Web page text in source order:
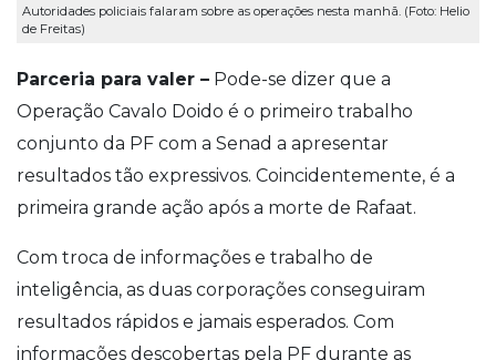
Autoridades policiais falaram sobre as operações nesta manhã. (Foto: Helio
de Freitas)
Parceria para valer – Pode-se dizer que a
Operação Cavalo Doido é o primeiro trabalho
conjunto da PF com a Senad a apresentar
resultados tão expressivos. Coincidentemente, é a
primeira grande ação após a morte de Rafaat.
Com troca de informações e trabalho de
inteligência, as duas corporações conseguiram
resultados rápidos e jamais esperados. Com
informações descobertas pela PF durante as